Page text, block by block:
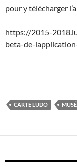
pour y télécharger
https://2015-
beta-de-
CARTE LUDO